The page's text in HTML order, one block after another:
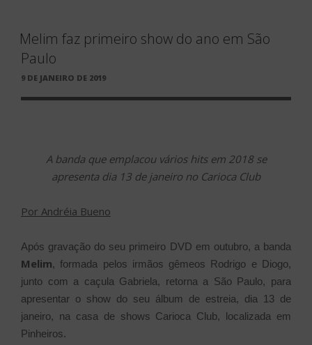
Melim faz primeiro show do ano em São
Paulo
PUBLICADO
9 DE JANEIRO DE 2019
A banda que emplacou vários hits em 2018 se
apresenta dia 13 de janeiro no Carioca Club
Por Andréia Bueno
Após gravação do seu primeiro DVD em outubro, a banda
Melim, formada pelos irmãos gêmeos Rodrigo e Diogo,
junto com a caçula Gabriela, retorna a São Paulo, para
apresentar o show do seu álbum de estreia, dia 13 de
janeiro, na casa de shows Carioca Club, localizada em
Pinheiros.